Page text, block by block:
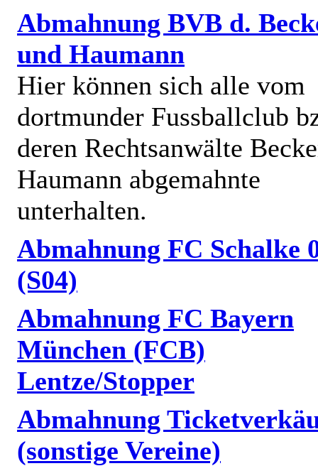
Abmahnung BVB d.
und Haumann
Hier können sich alle vom
dortmunder Fussballclub
deren Rechtsanwälte
Haumann abgemahnte
unterhalten.
Abmahnung FC Schalke
(S04)
Abmahnung FC Bayern
München (FCB)
Lentze/Stopper
Abmahnung
(sonstige Vereine)